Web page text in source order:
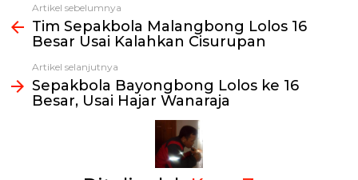
Lihat
selengkapnya
Artikel sebelumnya
Tim Sepakbola Malangbong Lolos 16
Besar Usai Kalahkan Cisurupan
Artikel selanjutnya
Sepakbola Bayongbong Lolos ke 16
Besar, Usai Hajar Wanaraja